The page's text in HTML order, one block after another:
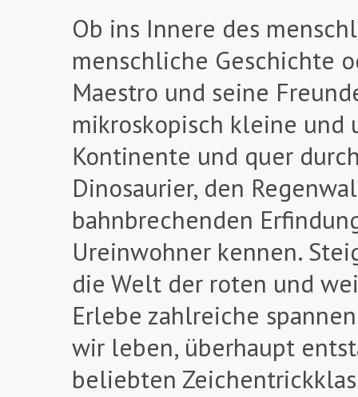
Ob ins Innere des
menschliche Geschichte
Maestro und seine
mikroskopisch kleine und
Kontinente und quer
Dinosaurier, den
bahnbrechenden
Ureinwohner kennen.
die Welt der roten und
Erlebe zahlreiche
wir leben, überhaupt
beliebten